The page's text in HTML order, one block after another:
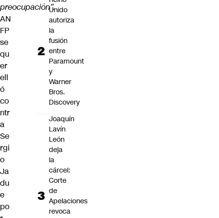
preocupación”.
AN
FP
se
qu
er
ell
ó
co
ntr
a
Se
rgi
o
Ja
du
e
po
Unido
autoriza
la
fusión
entre
Paramount
y
Warner
Bros.
Discovery
Joaquín
Lavín
León
deja
la
cárcel:
Corte
de
Apelaciones
revoca